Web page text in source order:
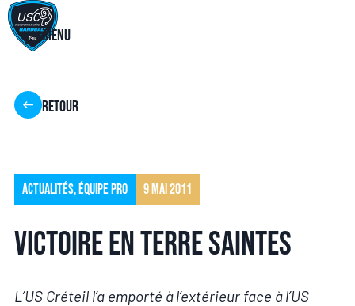
Menu
Retour
Actualités, Équipe pro 9 mai 2011
victoire en terre Saintes
L’US Créteil l’a emporté à l’extérieur face à l’US